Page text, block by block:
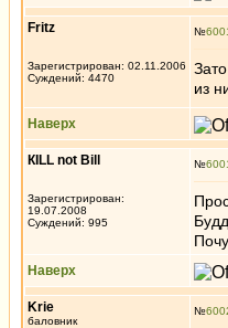
Fritz
Зарегистрирован: 02.11.2006
Суждений: 4470
№
из
Наверх
КILL not Вill
Зарегистрирован:
19.07.2008
Суждений: 995
№
Наверх
Krie
баловник
№